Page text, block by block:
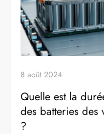
8 août 2024
Quelle est la
des batteries des
?